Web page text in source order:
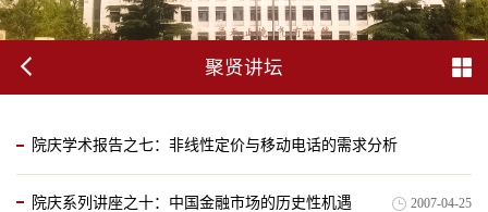
聚贤讲坛
院庆学术报告之七：非线性定价与移动电话的需求分析
院庆系列讲座之十：中国金融市场的历史性机遇 2007-04-25